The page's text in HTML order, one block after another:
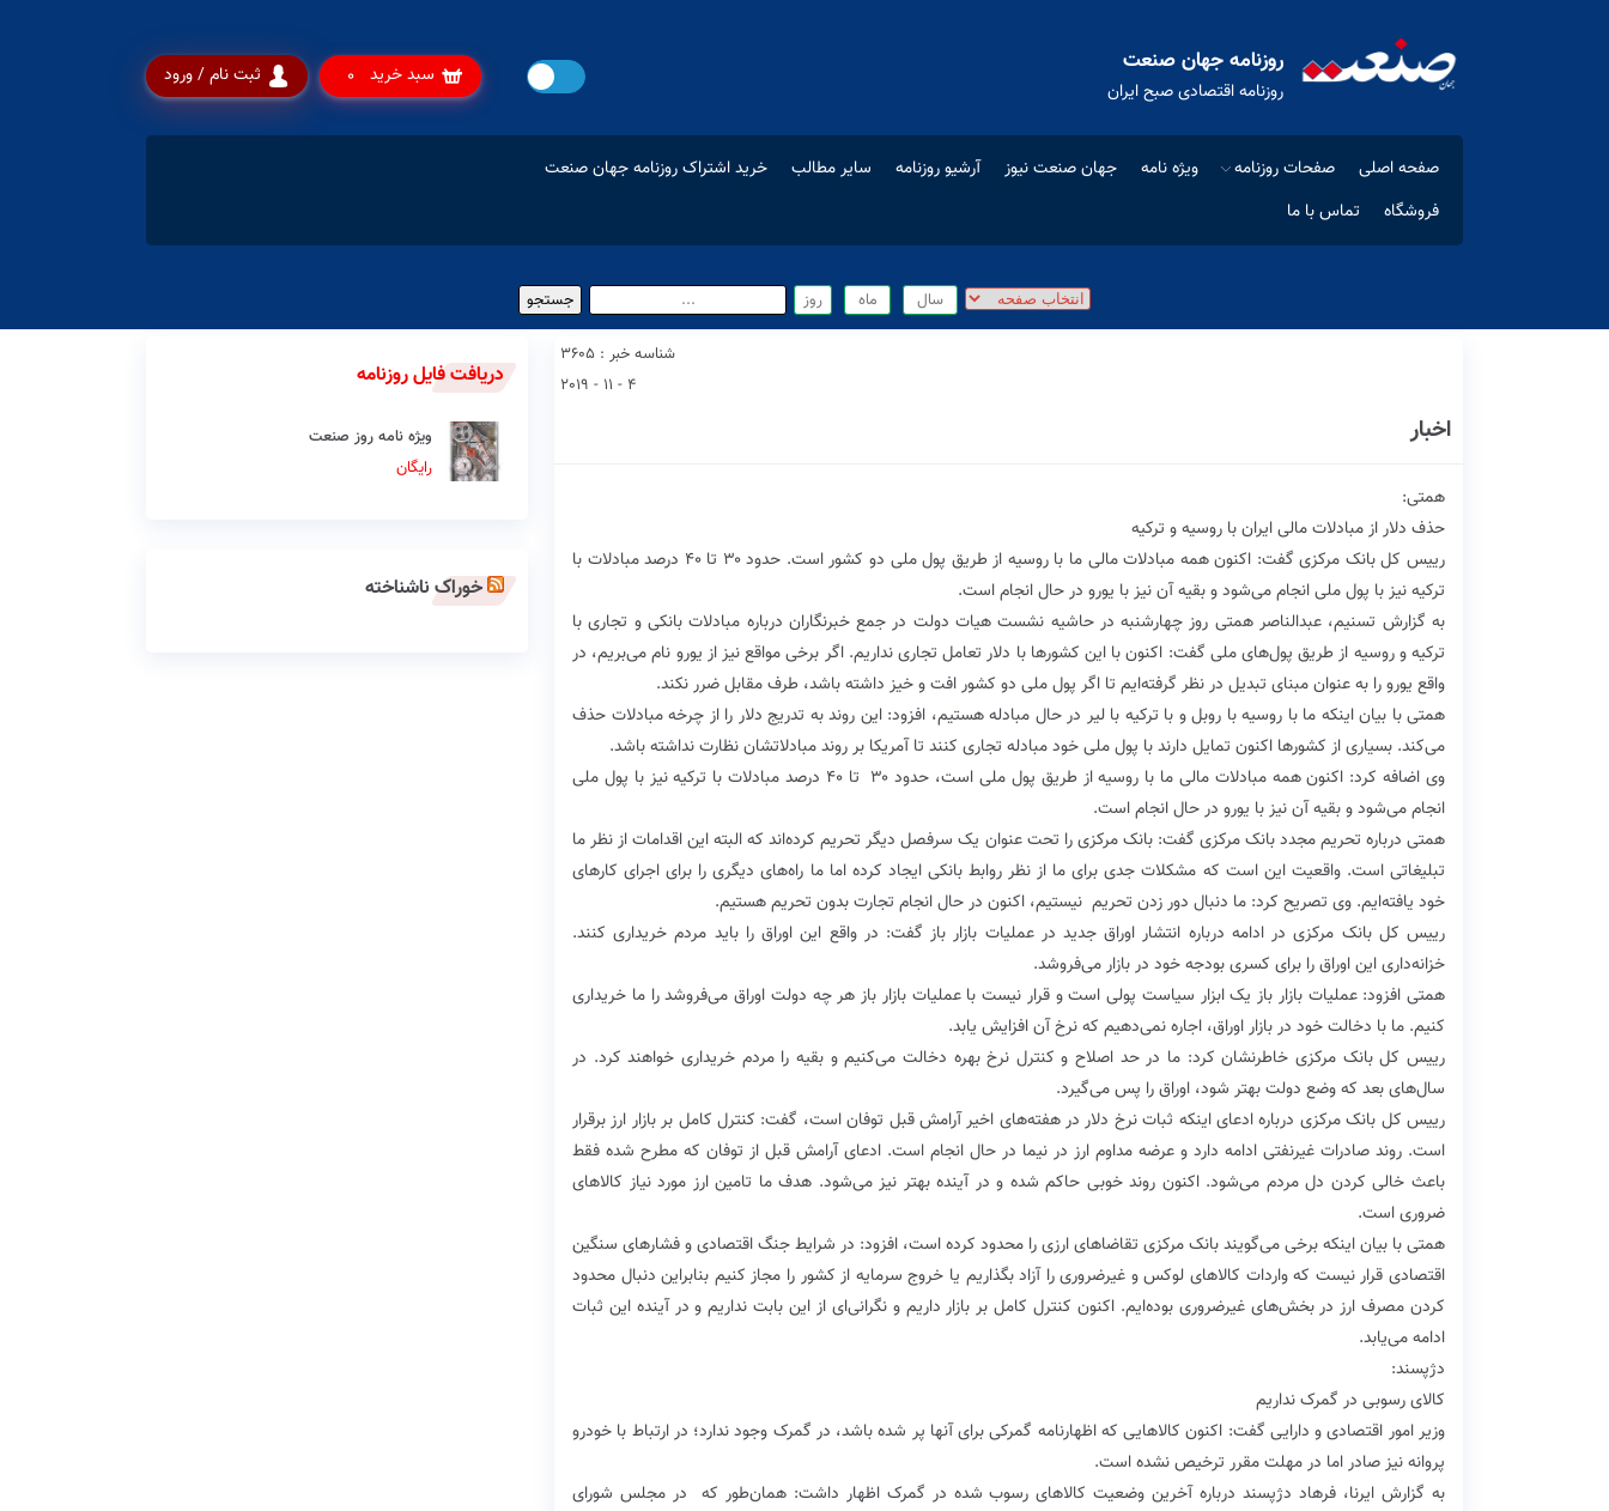
روزنامه جهان صنعت
روزنامه اقتصادی صبح ایران
ثبت نام / ورود سبد خرید 0
صفحه اصلی صفحات روزنامه ویژه نامه جهان صنعت نیوز آرشیو روزنامه سایر مطالب
خرید اشتراک روزنامه جهان صنعت
فروشگاه
تماس با ما
شناسه خبر : 3605
4 - 11 - 2019
اخبار
همتی:
حذف دلار از مبادلات مالی ایران با روسیه و ترکیه
رییس کل بانک مرکزی گفت: اکنون همه مبادلات مالی ما با روسیه از طریق پول ملی دو کشور است. حدود ۳۰ تا ۴۰ درصد مبادلات با
ترکیه نیز با پول ملی انجام می‌شود و بقیه آن نیز با یورو در حال انجام است.
به گزارش تسنیم، عبدالناصر همتی روز چهارشنبه در حاشیه نشست هیات دولت در جمع خبرنگاران درباره مبادلات بانکی و تجاری با
ترکیه و روسیه از طریق پول‌های ملی گفت: اکنون با این کشورها با دلار تعامل تجاری نداریم. اگر برخی مواقع نیز از یورو نام می‌بریم، در
واقع یورو را به عنوان مبنای تبدیل در نظر گرفته‌ایم تا اگر پول ملی دو کشور افت و خیز داشته باشد، طرف مقابل ضرر نکند.
همتی با بیان اینکه ما با روسیه با روبل و با ترکیه با لیر در حال مبادله هستیم، افزود: این روند به تدریج دلار را از چرخه مبادلات حذف
می‌کند. بسیاری از کشورها اکنون تمایل دارند با پول ملی خود مبادله تجاری کنند تا آمریکا بر روند مبادلاتشان نظارت نداشته باشد.
وی اضافه کرد: اکنون همه مبادلات مالی ما با روسیه از طریق پول ملی است، حدود ۳۰ تا ۴۰ درصد مبادلات با ترکیه نیز با پول ملی
انجام می‌شود و بقیه آن نیز با یورو در حال انجام است.
همتی درباره تحریم مجدد بانک مرکزی گفت: بانک مرکزی را تحت عنوان یک سرفصل دیگر تحریم کرده‌اند که البته این اقدامات از نظر ما
تبلیغاتی است. واقعیت این است که مشکلات جدی برای ما از نظر روابط بانکی ایجاد کرده اما ما راه‌های دیگری را برای اجرای کارهای
خود یافته‌ایم. وی تصریح کرد: ما دنبال دور زدن تحریم نیستیم، اکنون در حال انجام تجارت بدون تحریم هستیم.
رییس کل بانک مرکزی در ادامه درباره انتشار اوراق جدید در عملیات بازار باز گفت: در واقع این اوراق را باید مردم خریداری کنند.
خزانه‌داری این اوراق را برای کسری بودجه خود در بازار می‌فروشد.
همتی افزود: عملیات بازار باز یک ابزار سیاست پولی است و قرار نیست با عملیات بازار باز هر چه دولت اوراق می‌فروشد را ما خریداری
کنیم. ما با دخالت خود در بازار اوراق، اجاره نمی‌دهیم که نرخ آن افزایش یابد.
رییس کل بانک مرکزی خاطرنشان کرد: ما در حد اصلاح و کنترل نرخ بهره دخالت می‌کنیم و بقیه را مردم خریداری خواهند کرد. در
سال‌های بعد که وضع دولت بهتر شود، اوراق را پس می‌گیرد.
رییس کل بانک مرکزی درباره ادعای اینکه ثبات نرخ دلار در هفته‌های اخیر آرامش قبل توفان است، گفت: کنترل کامل بر بازار ارز برقرار
است. روند صادرات غیرنفتی ادامه دارد و عرضه مداوم ارز در نیما در حال انجام است. ادعای آرامش قبل از توفان که مطرح شده فقط
باعث خالی کردن دل مردم می‌شود. اکنون روند خوبی حاکم شده و در آینده بهتر نیز می‌شود. هدف ما تامین ارز مورد نیاز کالاهای
ضروری است.
همتی با بیان اینکه برخی می‌گویند بانک مرکزی تقاضاهای ارزی را محدود کرده است، افزود: در شرایط جنگ اقتصادی و فشارهای سنگین
اقتصادی قرار نیست که واردات کالاهای لوکس و غیرضروری را آزاد بگذاریم یا خروج سرمایه از کشور را مجاز کنیم بنابراین دنبال محدود
کردن مصرف ارز در بخش‌های غیرضروری بوده‌ایم. اکنون کنترل کامل بر بازار داریم و نگرانی‌ای از این بابت نداریم و در آینده این ثبات
ادامه می‌یابد.
دژپسند:
کالای رسوبی در گمرک نداریم
وزیر امور اقتصادی و دارایی گفت: اکنون کالاهایی که اظهارنامه گمرکی برای آنها پر شده باشد، در گمرک وجود ندارد؛ در ارتباط با خودرو
پروانه نیز صادر اما در مهلت مقرر ترخیص نشده است.
به گزارش ایرنا، فرهاد دژپسند درباره آخرین وضعیت کالاهای رسوب شده در گمرک اظهار داشت: همان‌طور که در مجلس شورای
دریافت فایل روزنامه
ویژه نامه روز صنعت
رایگان
خوراک ناشناخته